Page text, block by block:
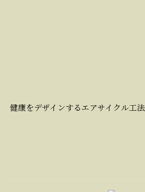
健康をデザインするエアサイクル工法